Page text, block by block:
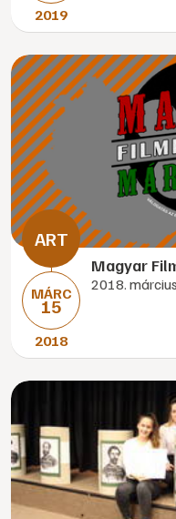
2019
MÁRC
15
2018
Magyar
2018.